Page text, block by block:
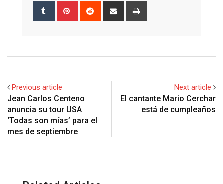
Tumblr Pinterest Reddit
Share
Previous article
Jean Carlos Centeno
anuncia su tour USA
‘Todas son mías’ para el
mes de septiembre
Next article
El cantante Mario Cerchar
está de cumpleaños